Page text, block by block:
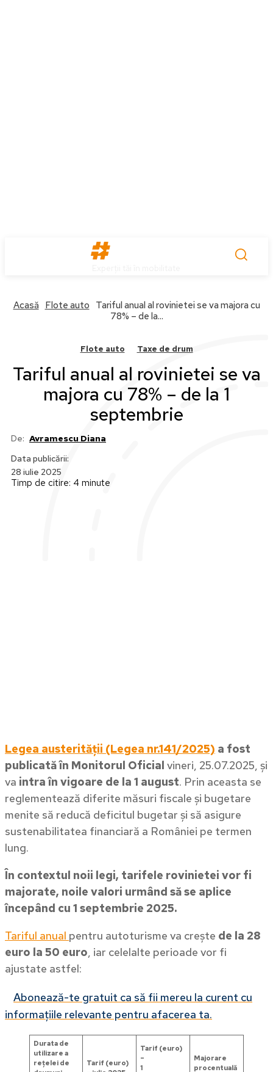
Acasă Flote auto Tariful anual al rovinietei se va majora cu
78% – de la...
Flote auto Taxe de drum
Tariful anual al rovinietei se va
majora cu 78% – de la 1
septembrie
De: Avramescu Diana
Data publicării:
28 iulie 2025
Timp de citire: 4 minute
Legea austerității (Legea nr.141/2025) a fost
publicată în Monitorul Oficial vineri, 25.07.2025, și
va intra în vigoare de la 1 august. Prin aceasta se
reglementează diferite măsuri fiscale și bugetare
menite să reducă deficitul bugetar și să asigure
sustenabilitatea financiară a României pe termen
lung.
În contextul noii legi, tarifele rovinietei vor fi
majorate, noile valori urmând să se aplice
începând cu 1 septembrie 2025.
Tariful anual pentru autoturisme va crește de la 28
euro la 50 euro, iar celelalte perioade vor fi
ajustate astfel:
Abonează-te gratuit ca să fii mereu la curent cu
informațiile relevante pentru afacerea ta.
Durata de
utilizare a
rețelei de
Tarif (euro)
Tarif (euro)
–
1
Majorare
procentuală